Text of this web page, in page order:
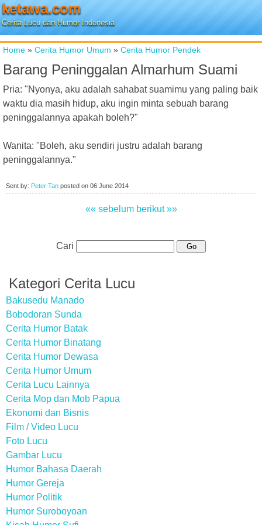
ketawa.com
Cerita Lucu dan Humor Indonesia
Home » Cerita Humor Umum » Cerita Humor Pendek
Barang Peninggalan Almarhum Suami
Pria: "Nyonya, aku adalah sahabat suamimu yang paling baik
waktu dia masih hidup, aku ingin minta sebuah barang
peninggalannya apakah boleh?"
Wanita: "Boleh, aku sendiri justru adalah barang
peninggalannya."
Sent by: Peter Tan posted on 06 June 2014
«« sebelum berikut »»
Cari
Kategori Cerita Lucu
Bakusedu Manado
Bobodoran Sunda
Cerita Humor Batak
Cerita Humor Binatang
Cerita Humor Dewasa
Cerita Humor Umum
Cerita Lucu Lainnya
Cerita Mop dan Mob Papua
Ekonomi dan Bisnis
Film / Video Lucu
Foto Lucu
Gambar Lucu
Humor Bahasa Daerah
Humor Gereja
Humor Politik
Humor Suroboyoan